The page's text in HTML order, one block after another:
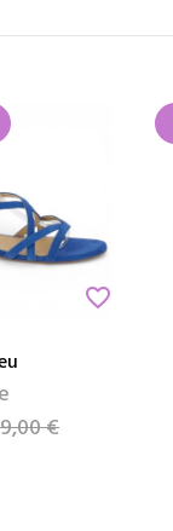
favorite_border
€